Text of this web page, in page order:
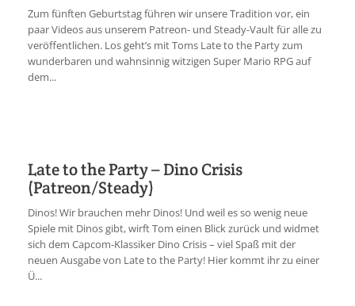
Zum fünften Geburtstag führen wir unsere Tradition vor, ein
paar Videos aus unserem Patreon- und Steady-Vault für alle zu
veröffentlichen. Los geht’s mit Toms Late to the Party zum
wunderbaren und wahnsinnig witzigen Super Mario RPG auf
dem...
Late to the Party – Dino Crisis
(Patreon/Steady)
Dinos! Wir brauchen mehr Dinos! Und weil es so wenig neue
Spiele mit Dinos gibt, wirft Tom einen Blick zurück und widmet
sich dem Capcom-Klassiker Dino Crisis – viel Spaß mit der
neuen Ausgabe von Late to the Party! Hier kommt ihr zu einer
Ü...